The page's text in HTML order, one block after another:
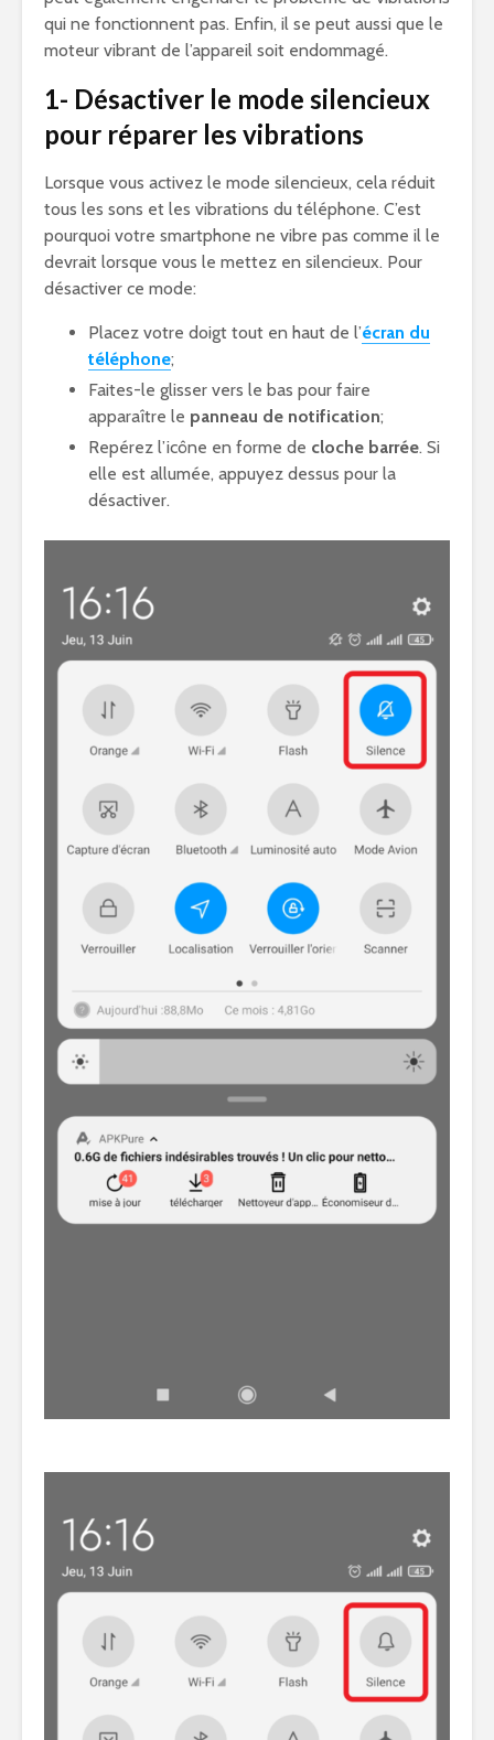
qui ne fonctionnent pas. Enfin, il se peut aussi que le
moteur vibrant de l’appareil soit endommagé.
1- Désactiver le mode silencieux
pour réparer les vibrations
Lorsque vous activez le mode silencieux, cela réduit
tous les sons et les vibrations du téléphone. C’est
pourquoi votre smartphone ne vibre pas comme il le
devrait lorsque vous le mettez en silencieux. Pour
désactiver ce mode:
Placez votre doigt tout en haut de l’écran du
téléphone;
Faites-le glisser vers le bas pour faire
apparaître le panneau de notification;
Repérez l’icône en forme de cloche barrée. Si
elle est allumée, appuyez dessus pour la
désactiver.